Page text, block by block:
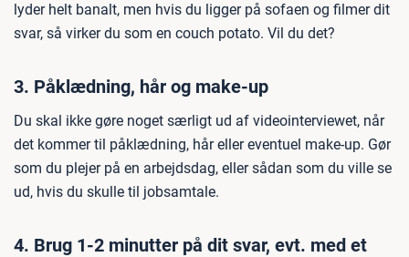
lyder helt banalt, men hvis du ligger på sofaen og filmer dit
svar, så virker du som en couch potato. Vil du det?
3. Påklædning, hår og make-up
Du skal ikke gøre noget særligt ud af videointerviewet, når
det kommer til påklædning, hår eller eventuel make-up. Gør
som du plejer på en arbejdsdag, eller sådan som du ville se
ud, hvis du skulle til jobsamtale.
4. Brug 1-2 minutter på dit svar, evt. med et